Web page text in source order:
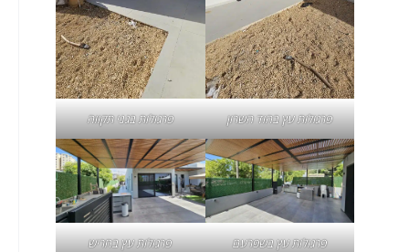
פרגולות עץ בהוד השרון פרגולות בגני תקווה
פרגולות עץ בשפרעם פרגולות עץ בחריש